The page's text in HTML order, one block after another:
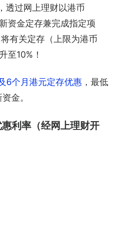
透过网上理财以港币
资金定存兼完成指定项
有关定存（上限为港币
至10%！
6个月港元定存优惠 ，最低
金。
利率（经网上理财开